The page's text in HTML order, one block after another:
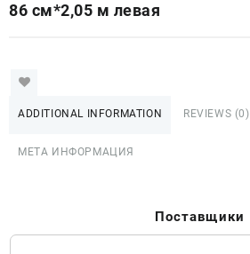
86 см*2,05 м левая
ADDITIONAL INFORMATION REVIEWS (0)
МЕТА ИНФОРМАЦИЯ
Поставщики